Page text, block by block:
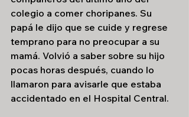
colegio a comer choripanes. Su
papá le dijo que se cuide y regrese
temprano para no preocupar a su
mamá. Volvió a saber sobre su hijo
pocas horas después, cuando lo
llamaron para avisarle que estaba
accidentado en el Hospital Central.